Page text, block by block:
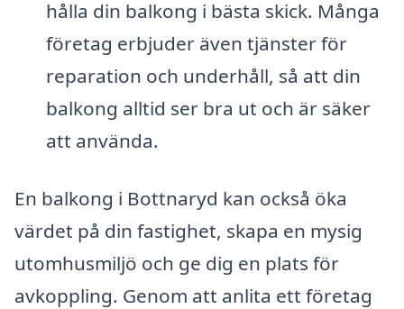
hålla din balkong i bästa skick. Många
företag erbjuder även tjänster för
reparation och underhåll, så att din
balkong alltid ser bra ut och är säker
att använda.
En balkong i Bottnaryd kan också öka
värdet på din fastighet, skapa en mysig
utomhusmiljö och ge dig en plats för
avkoppling. Genom att anlita ett företag